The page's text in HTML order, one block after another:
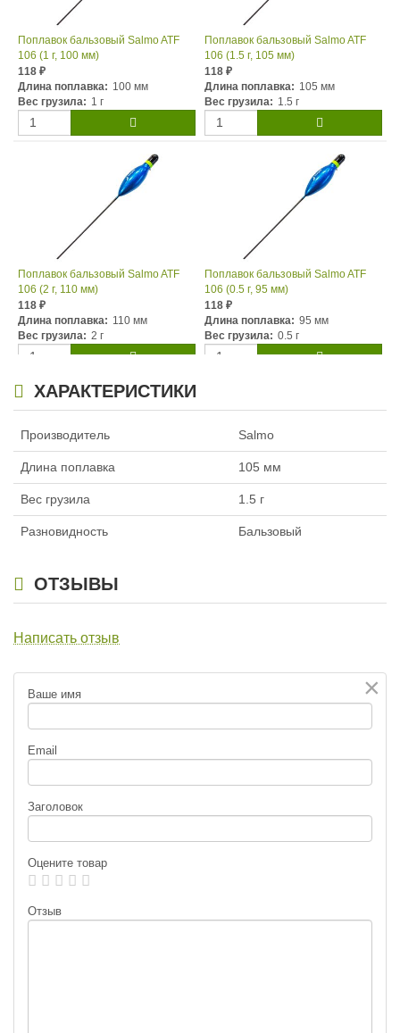
Поплавок бальзовый Salmo ATF
106 (1 г, 100 мм)
118 ₽
Длина поплавка: 100 мм
Вес грузила: 1 г
Поплавок бальзовый Salmo ATF
106 (1.5 г, 105 мм)
118 ₽
Длина поплавка: 105 мм
Вес грузила: 1.5 г
Поплавок бальзовый Salmo ATF
106 (2 г, 110 мм)
118 ₽
Длина поплавка: 110 мм
Вес грузила: 2 г
Поплавок бальзовый Salmo ATF
106 (0.5 г, 95 мм)
118 ₽
Длина поплавка: 95 мм
Вес грузила: 0.5 г
ХАРАКТЕРИСТИКИ
Производитель Salmo
Длина поплавка 105 мм
Вес грузила 1.5 г
Разновидность Бальзовый
ОТЗЫВЫ
Написать отзыв
×
Ваше имя
Email
Заголовок
Оцените товар
Отзыв